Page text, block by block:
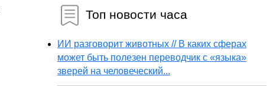
Топ новости часа
ИИ разговорит животных // В каких сферах
может быть полезен переводчик с «языка»
зверей на человеческий...